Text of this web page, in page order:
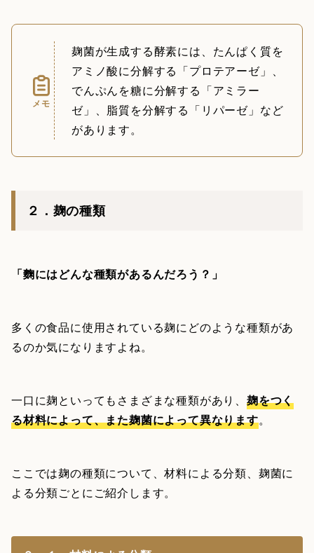
メモ
麹菌が生成する酵素には、たんぱく質を
アミノ酸に分解する「プロテアーゼ」、
でんぷんを糖に分解する「アミラー
ゼ」、脂質を分解する「リパーゼ」など
があります。
２．麹の種類
「麴にはどんな種類があるんだろう？」
多くの食品に使用されている麹にどのような種類があ
るのか気になりますよね。
一口に麹といってもさまざまな種類があり、 麹をつく
る材料によって、また麹菌によって異なります。
ここでは麹の種類について、材料による分類、麹菌に
よる分類ごとにご紹介します。